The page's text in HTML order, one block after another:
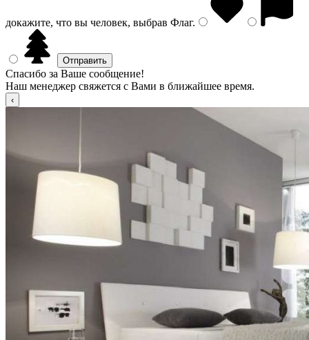
докажите, что вы человек, выбрав Флаг.
Спасибо за Ваше сообщение!
Наш менеджер свяжется с Вами в ближайшее время.